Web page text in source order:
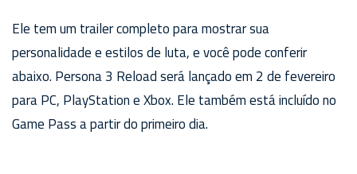
Ele tem um trailer completo para mostrar sua
personalidade e estilos de luta, e você pode conferir
abaixo. Persona 3 Reload será lançado em 2 de fevereiro
para PC, PlayStation e Xbox. Ele também está incluído no
Game Pass a partir do primeiro dia.